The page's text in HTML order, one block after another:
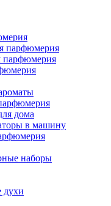
парфюмерия
парфюмерия
дома
в машину
наборы
духи